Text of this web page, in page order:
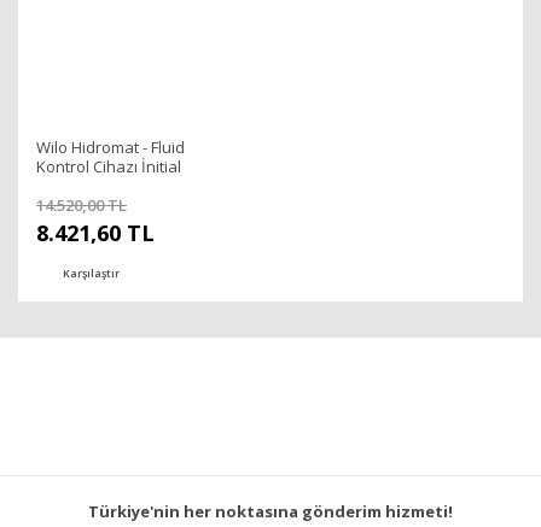
Wilo Hidromat - Fluid
Kontrol Cihazı İnitial
14.520,00 TL
8.421,60 TL
Karşılaştır
Türkiye'nin her noktasına gönderim hizmeti!